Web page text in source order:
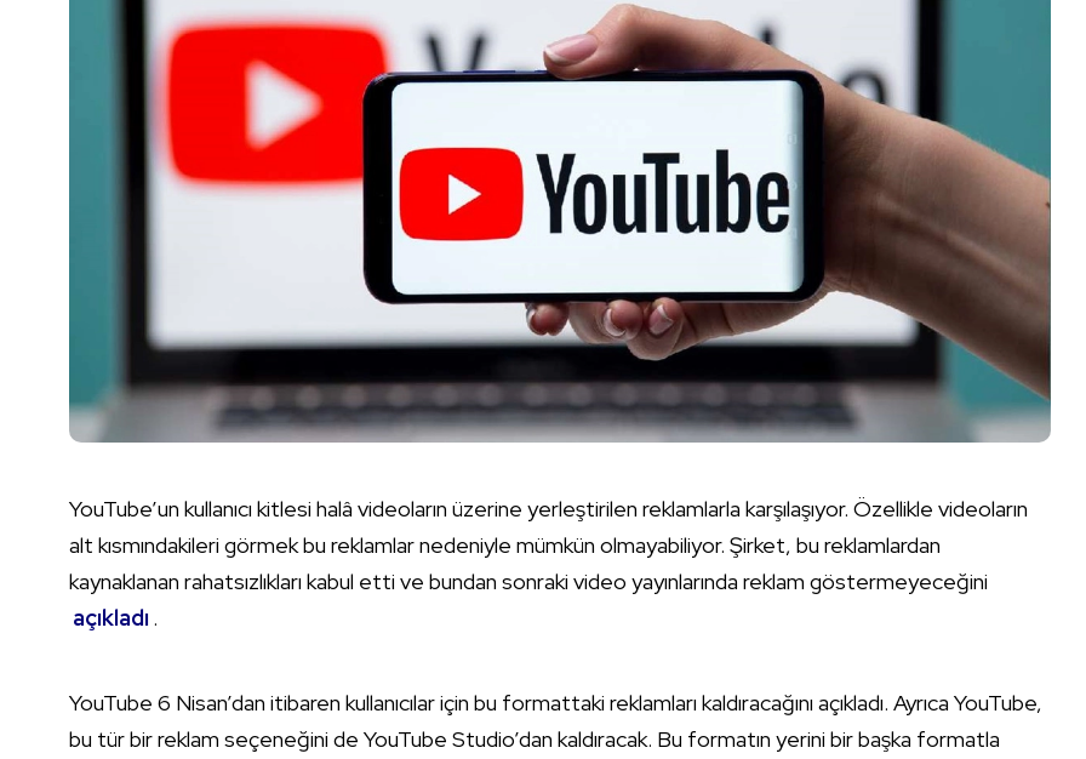
YouTube’un kullanıcı kitlesi halâ videoların üzerine yerleştirilen reklamlarla karşılaşıyor. Özellikle videoların
alt kısmındakileri görmek bu reklamlar nedeniyle mümkün olmayabiliyor. Şirket, bu reklamlardan
kaynaklanan rahatsızlıkları kabul etti ve bundan sonraki video yayınlarında reklam göstermeyeceğini
açıkladı .
YouTube 6 Nisan’dan itibaren kullanıcılar için bu formattaki reklamları kaldıracağını açıkladı. Ayrıca YouTube,
bu tür bir reklam seçeneğini de YouTube Studio’dan kaldıracak. Bu formatın yerini bir başka formatla